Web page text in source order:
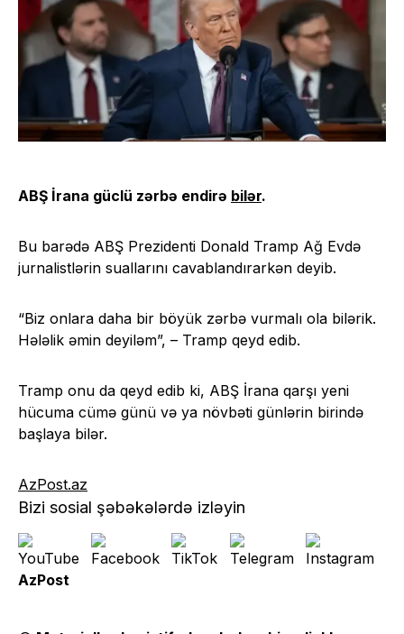
ABŞ İrana güclü zərbə endirə bilər.
Bu barədə ABŞ Prezidenti Donald Tramp Ağ Evdə
jurnalistlərin suallarını cavablandırarkən deyib.
“Biz onlara daha bir böyük zərbə vurmalı ola bilərik.
Hələlik əmin deyiləm”, – Tramp qeyd edib.
Tramp onu da qeyd edib ki, ABŞ İrana qarşı yeni
hücuma cümə günü və ya növbəti günlərin birində
başlaya bilər.
AzPost.az
Bizi sosial şəbəkələrdə izləyin
AzPost